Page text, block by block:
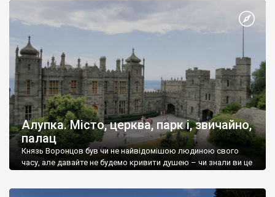
Алупка. Місто, церква, парк і, звичайно,
палац
Князь Воронцов був чи не найвідомішою людиною свого
часу, але давайте не будемо кривити душею – чи знали ви це